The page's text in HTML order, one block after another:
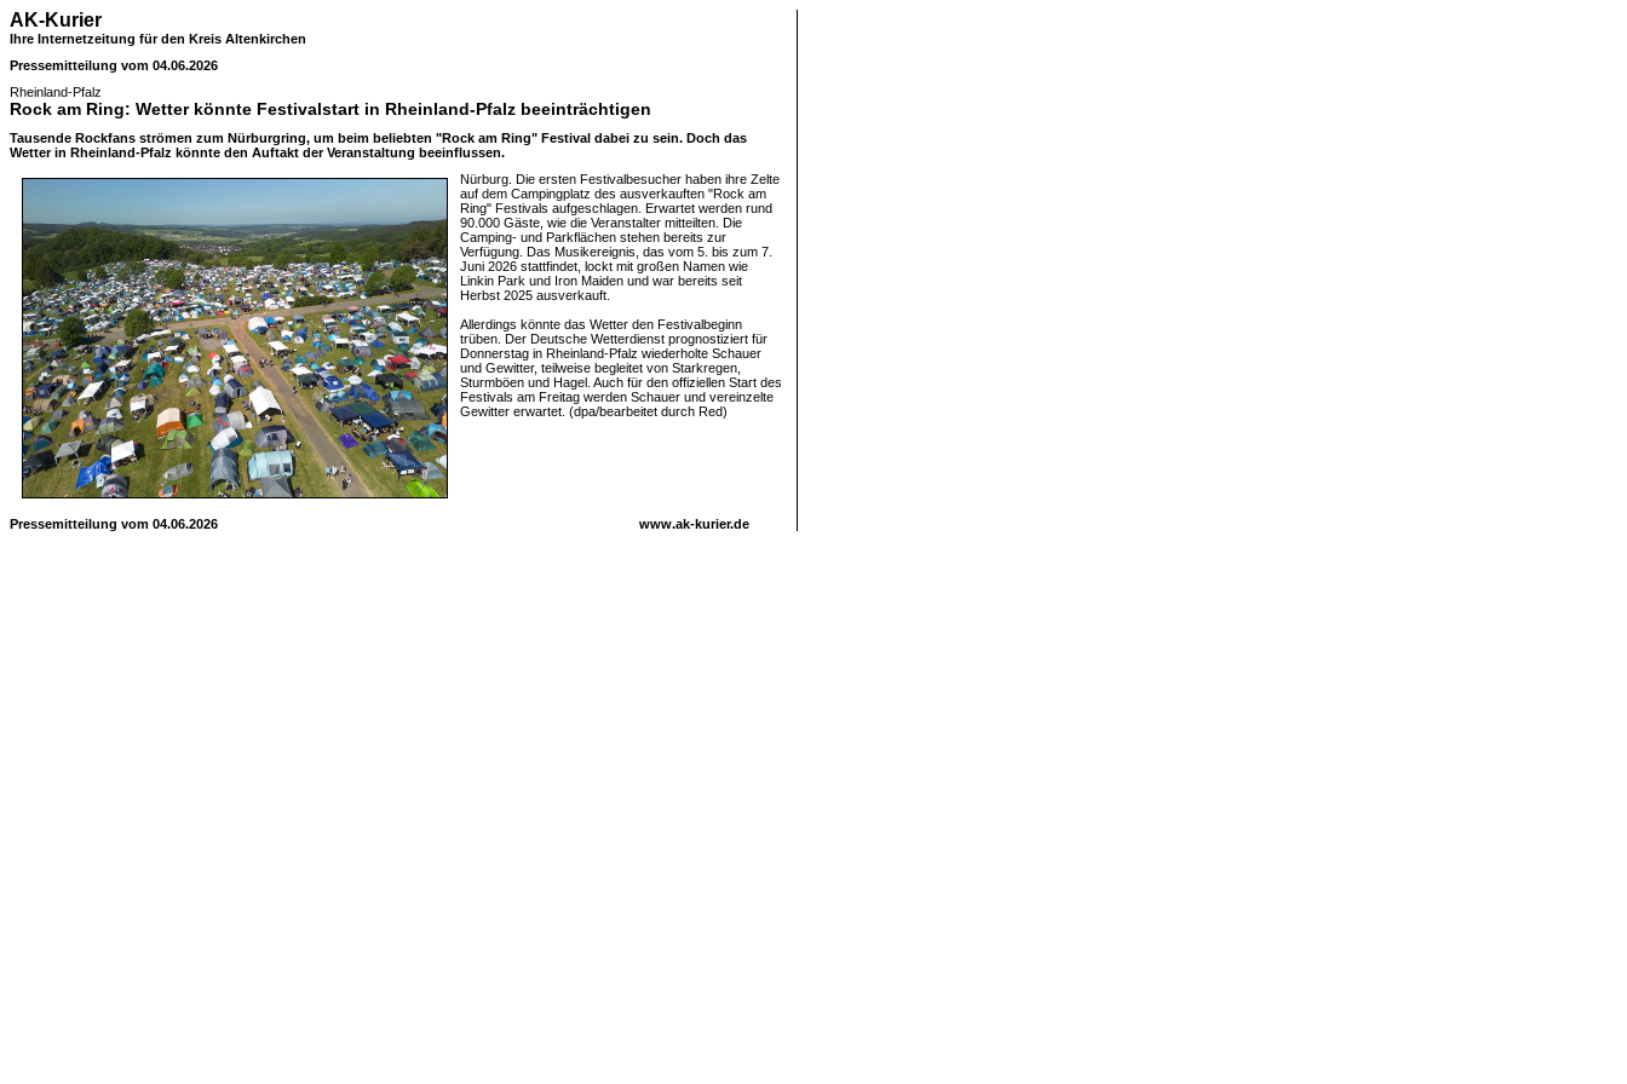
AK-Kurier
Ihre Internetzeitung für den Kreis Altenkirchen
Pressemitteilung vom 04.06.2026
Rheinland-Pfalz
Rock am Ring: Wetter könnte Festivalstart in Rheinland-Pfalz beeinträchtigen
Tausende Rockfans strömen zum Nürburgring, um beim beliebten "Rock am Ring" Festival dabei zu sein. Doch das
Wetter in Rheinland-Pfalz könnte den Auftakt der Veranstaltung beeinflussen.
Nürburg. Die ersten Festivalbesucher haben ihre Zelte
auf dem Campingplatz des ausverkauften "Rock am
Ring" Festivals aufgeschlagen. Erwartet werden rund
90.000 Gäste, wie die Veranstalter mitteilten. Die
Camping- und Parkflächen stehen bereits zur
Verfügung. Das Musikereignis, das vom 5. bis zum 7.
Juni 2026 stattfindet, lockt mit großen Namen wie
Linkin Park und Iron Maiden und war bereits seit
Herbst 2025 ausverkauft.
Allerdings könnte das Wetter den Festivalbeginn
trüben. Der Deutsche Wetterdienst prognostiziert für
Donnerstag in Rheinland-Pfalz wiederholte Schauer
und Gewitter, teilweise begleitet von Starkregen,
Sturmböen und Hagel. Auch für den offiziellen Start des
Festivals am Freitag werden Schauer und vereinzelte
Gewitter erwartet. (dpa/bearbeitet durch Red)
Pressemitteilung vom 04.06.2026 www.ak-kurier.de